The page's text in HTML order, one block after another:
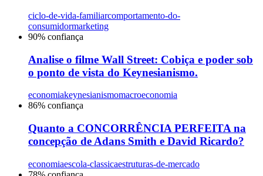
ciclo-de-vida-familiarcomportamento-do-
consumidormarketing
90% confiança
Analise o filme Wall Street: Cobiça e poder sob
o ponto de vista do Keynesianismo.
economiakeynesianismomacroeconomia
86% confiança
Quanto a CONCORRÊNCIA PERFEITA na
concepção de Adans Smith e David Ricardo?
economiaescola-classicaestruturas-de-mercado